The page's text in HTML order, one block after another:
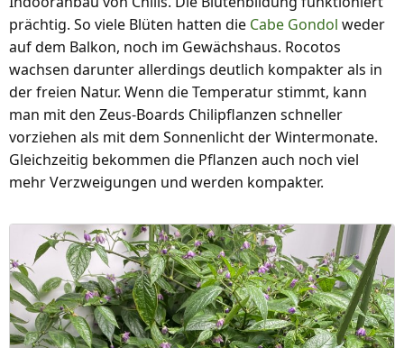
prächtig. So viele Blüten hatten die Cabe Gondol weder
auf dem Balkon, noch im Gewächshaus. Rocotos
wachsen darunter allerdings deutlich kompakter als in
der freien Natur. Wenn die Temperatur stimmt, kann
man mit den Zeus-Boards Chilipflanzen schneller
vorziehen als mit dem Sonnenlicht der Wintermonate.
Gleichzeitig bekommen die Pflanzen auch noch viel
mehr Verzweigungen und werden kompakter.